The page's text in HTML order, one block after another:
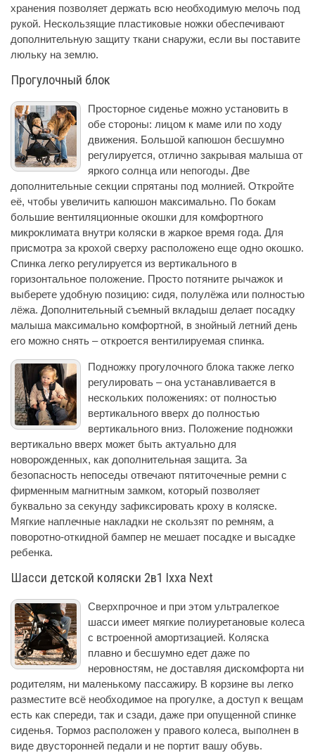
хранения позволяет держать всю необходимую мелочь под
рукой. Нескользящие пластиковые ножки обеспечивают
дополнительную защиту ткани снаружи, если вы поставите
люльку на землю.
Прогулочный блок
Просторное сиденье можно установить в
обе стороны: лицом к маме или по ходу
движения. Большой капюшон бесшумно
регулируется, отлично закрывая малыша от
яркого солнца или непогоды. Две
дополнительные секции спрятаны под молнией. Откройте
её, чтобы увеличить капюшон максимально. По бокам
большие вентиляционные окошки для комфортного
микроклимата внутри коляски в жаркое время года. Для
присмотра за крохой сверху расположено еще одно окошко.
Спинка легко регулируется из вертикального в
горизонтальное положение. Просто потяните рычажок и
выберете удобную позицию: сидя, полулёжа или полностью
лёжа. Дополнительный съемный вкладыш делает посадку
малыша максимально комфортной, в знойный летний день
его можно снять – откроется вентилируемая спинка.
Подножку прогулочного блока также легко
регулировать – она устанавливается в
нескольких положениях: от полностью
вертикального вверх до полностью
вертикального вниз. Положение подножки
вертикально вверх может быть актуально для
новорожденных, как дополнительная защита. За
безопасность непоседы отвечают пятиточечные ремни с
фирменным магнитным замком, который позволяет
буквально за секунду зафиксировать кроху в коляске.
Мягкие наплечные накладки не скользят по ремням, а
поворотно-откидной бампер не мешает посадке и высадке
ребенка.
Шасси детской коляски 2в1 Ixxa Next
Сверхпрочное и при этом ультралегкое
шасси имеет мягкие полиуретановые колеса
с встроенной амортизацией. Коляска
плавно и бесшумно едет даже по
неровностям, не доставляя дискомфорта ни
родителям, ни маленькому пассажиру. В корзине вы легко
разместите всё необходимое на прогулке, а доступ к вещам
есть как спереди, так и сзади, даже при опущенной спинке
сиденья. Тормоз расположен у правого колеса, выполнен в
виде двусторонней педали и не портит вашу обувь.